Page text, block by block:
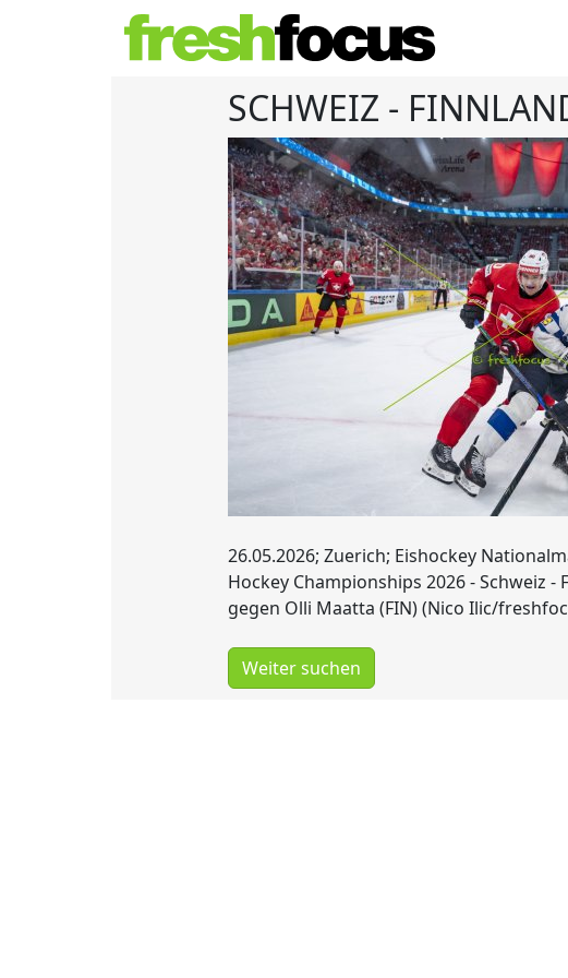
SCHWEIZ -
26.05.2026; Zuerich; Eishockey
Hockey Championships 2026 - Schweiz -
gegen Olli Maatta (FIN) (Nico Ilic/
Weiter suchen